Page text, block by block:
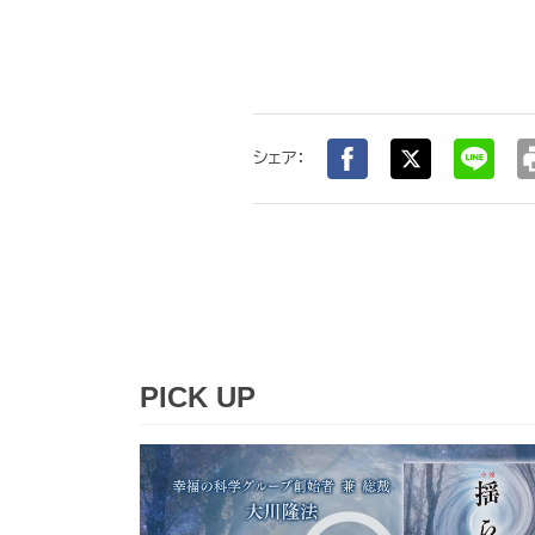
シェア：
PICK UP